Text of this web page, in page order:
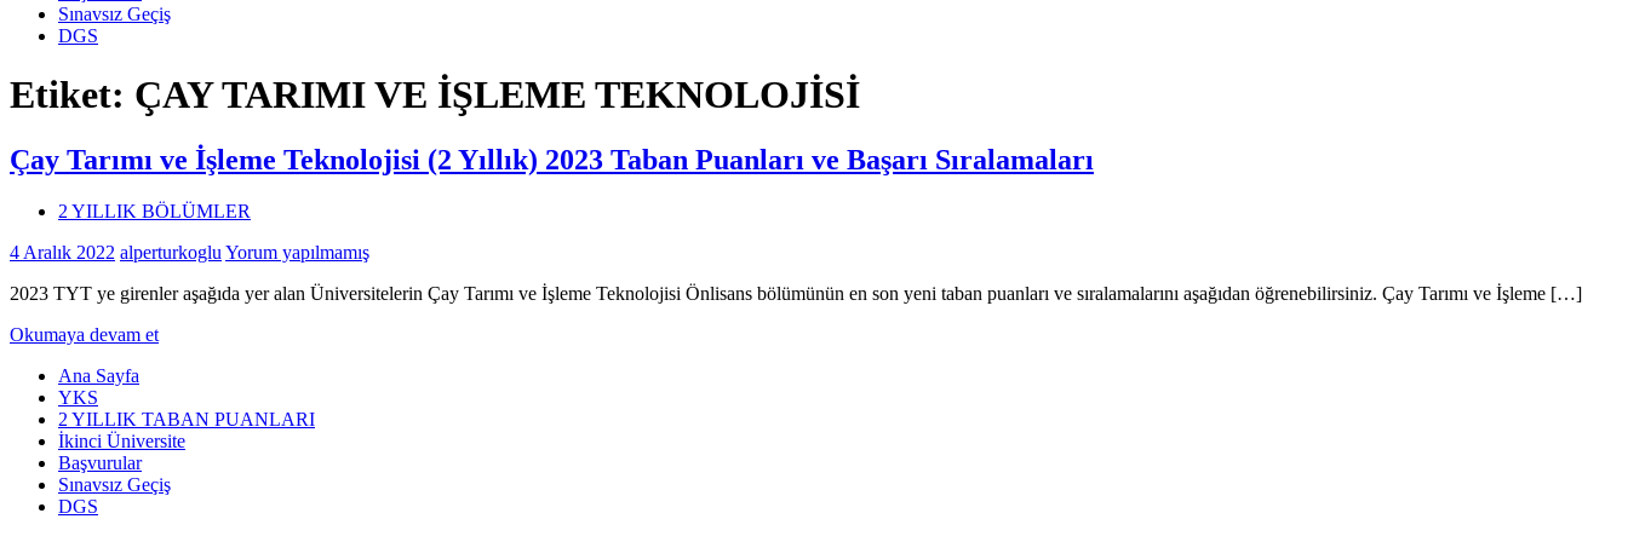
Sınavsız Geçiş
DGS
Etiket: ÇAY TARIMI VE İŞLEME TEKNOLOJİSİ
Çay Tarımı ve İşleme Teknolojisi (2 Yıllık) 2023 Taban Puanları ve Başarı Sıralamaları
2 YILLIK BÖLÜMLER
4 Aralık 2022 alperturkoglu Yorum yapılmamış
2023 TYT ye girenler aşağıda yer alan Üniversitelerin Çay Tarımı ve İşleme Teknolojisi Önlisans bölümünün en son yeni taban puanları ve sıralamalarını aşağıdan öğrenebilirsiniz. Çay Tarımı ve İşleme […]
Okumaya devam et
Ana Sayfa
YKS
2 YILLIK TABAN PUANLARI
İkinci Üniversite
Başvurular
Sınavsız Geçiş
DGS